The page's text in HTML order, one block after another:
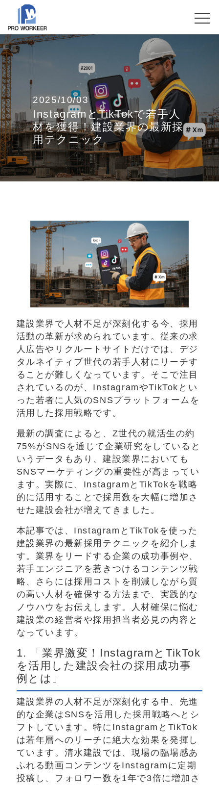
2025/10/03
InstagramとTikTokで若手人
材を獲得！建設業界の最新採
用テクニック
建設業界で人材不足が深刻化する今、採用
活動の革新が求められています。従来の求
人広告やリクルートサイトだけでは、デジ
タルネイティブ世代の若手人材にリーチす
ることが難しくなっています。そこで注目
されているのが、InstagramやTikTokとい
った若者に人気のSNSプラットフォームを
活用した採用戦略です。
最新の調査によると、Z世代の就活生の約
75%がSNSを通じて企業研究をしていると
いうデータもあり、建設業界においても
SNSマーケティングの重要性が高まってい
ます。実際に、InstagramとTikTokを戦略
的に活用することで採用数を大幅に増加さ
せた建設会社が増えてきました。
本記事では、InstagramとTikTokを使った
建設業界の最新採用テクニックを紹介しま
す。業界をリードする企業の成功事例や、
若手エンジニアを惹きつけるコンテンツ戦
略、さらには採用コストを削減しながら質
の高い人材を確保する方法まで、実践的な
ノウハウをお伝えします。人材確保に悩む
建設業の経営者や採用担当者必見の内容と
なっています。
1. 「業界激変！InstagramとTikTok
を活用した建設会社の採用成功事
例とは」
建設業界の人材不足が深刻化する中、先進
的な企業はSNSを活用した採用戦略へとシ
フトしています。特にInstagramとTikTok
は若年層へのリーチに絶大な効果を発揮し
ています。清水建設では、現場の臨場感あ
ふれる動画コンテンツをInstagramに定期
投稿し、フォロワー数を1年で3倍に増加さ